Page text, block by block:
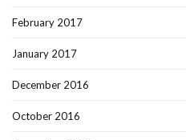
February 2017
January 2017
December 2016
October 2016